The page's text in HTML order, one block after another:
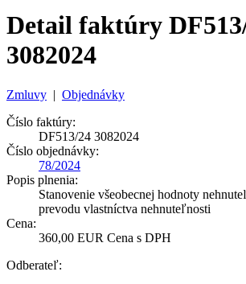
Detail faktúry
3082024
Zmluvy | Objednávky
Číslo faktúry:
DF513/24 3082024
Číslo objednávky:
78/2024
Popis plnenia:
Stanovenie všeobecnej hodnoty
prevodu vlastníctva nehnuteľnosti
Cena:
360,00 EUR Cena s DPH
Odberateľ: